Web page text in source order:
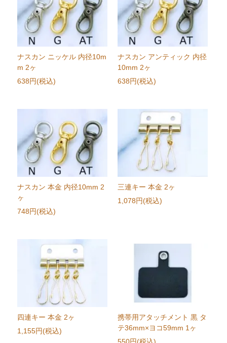
ナスカン ニッケル 内径10m
m 2ヶ
638円(税込)
ナスカン アンティック 内径
10mm 2ヶ
638円(税込)
ナスカン 本金 内径10mm 2
ヶ
748円(税込)
三連キー 本金 2ヶ
1,078円(税込)
四連キー 本金 2ヶ
1,155円(税込)
携帯用アタッチメント 黒 タ
テ36mm×ヨコ59mm 1ヶ
550円(税込)